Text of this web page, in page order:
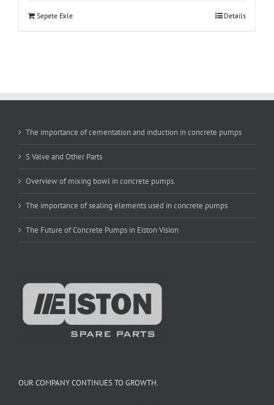
Sepete Ekle Details
The importance of cementation and induction in concrete pumps
S Valve and Other Parts
Overview of mixing bowl in concrete pumps.
The importance of sealing elements used in concrete pumps
The Future of Concrete Pumps in Eiston Vision
OUR COMPANY CONTINUES TO GROWTH.